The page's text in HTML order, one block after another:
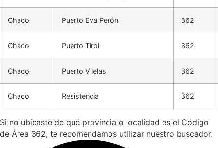
Chaco Puerto Eva Perón 362
Chaco Puerto Tirol 362
Chaco Puerto Vilelas 362
Chaco Resistencia 362
Si no ubicaste de qué provincia o localidad es el Código
de Área 362, te recomendamos utilizar nuestro buscador.